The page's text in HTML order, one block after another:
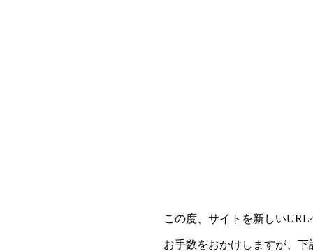
この度、サイトを新しい
お手数をおかけしますが、